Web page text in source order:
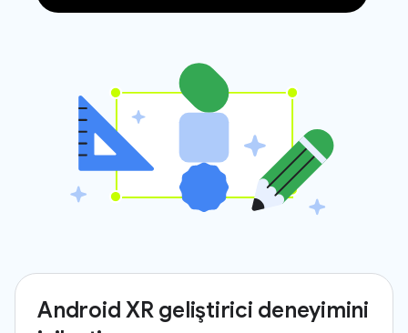
Android XR geliştirici deneyimini